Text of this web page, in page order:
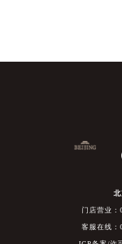
门店营业：
客服在线：